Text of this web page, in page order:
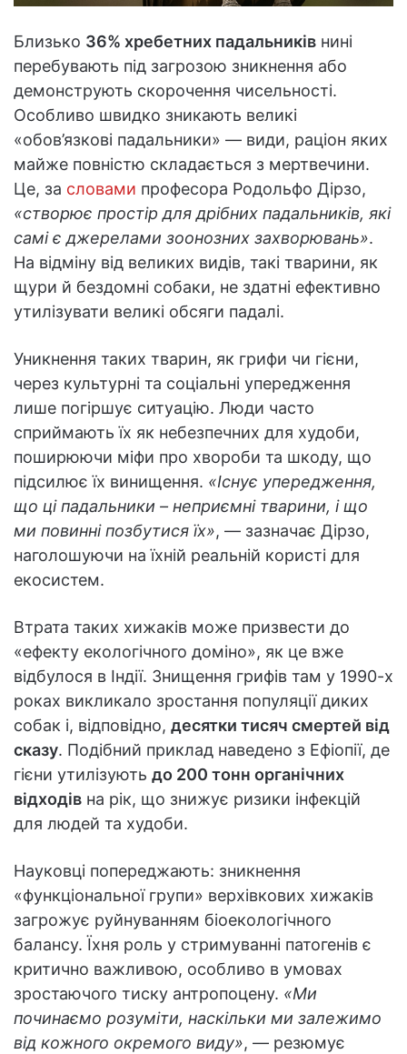
Близько 36% хребетних падальників нині
перебувають під загрозою зникнення або
демонструють скорочення чисельності.
Особливо швидко зникають великі
«обов’язкові падальники» — види, раціон яких
майже повністю складається з мертвечини.
Це, за словами професора Родольфо Дірзо,
«створює простір для дрібних падальників, які
самі є джерелами зоонозних захворювань».
На відміну від великих видів, такі тварини, як
щури й бездомні собаки, не здатні ефективно
утилізувати великі обсяги падалі.
Уникнення таких тварин, як грифи чи гієни,
через культурні та соціальні упередження
лише погіршує ситуацію. Люди часто
сприймають їх як небезпечних для худоби,
поширюючи міфи про хвороби та шкоду, що
підсилює їх винищення. «Існує упередження,
що ці падальники – неприємні тварини, і що
ми повинні позбутися їх», — зазначає Дірзо,
наголошуючи на їхній реальній користі для
екосистем.
Втрата таких хижаків може призвести до
«ефекту екологічного доміно», як це вже
відбулося в Індії. Знищення грифів там у 1990-х
роках викликало зростання популяції диких
собак і, відповідно, десятки тисяч смертей від
сказу. Подібний приклад наведено з Ефіопії, де
гієни утилізують до 200 тонн органічних
відходів на рік, що знижує ризики інфекцій
для людей та худоби.
Науковці попереджають: зникнення
«функціональної групи» верхівкових хижаків
загрожує руйнуванням біоекологічного
балансу. Їхня роль у стримуванні патогенів є
критично важливою, особливо в умовах
зростаючого тиску антропоцену. «Ми
починаємо розуміти, наскільки ми залежимо
від кожного окремого виду», — резюмує